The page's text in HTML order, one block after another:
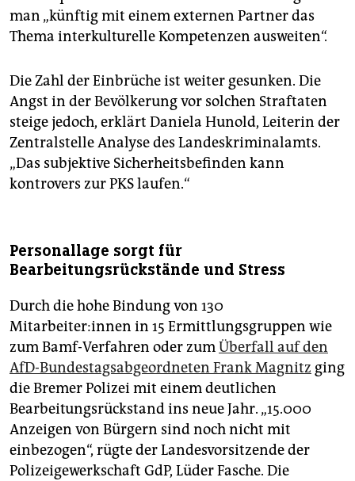
man „künftig mit einem externen Partner das
Thema interkulturelle Kompetenzen ausweiten“.
Die Zahl der Einbrüche ist weiter gesunken. Die
Angst in der Bevölkerung vor solchen Straftaten
steige jedoch, erklärt Daniela Hunold, Leiterin der
Zentralstelle Analyse des Landeskriminalamts.
„Das subjektive Sicherheitsbefinden kann
kontrovers zur PKS laufen.“
Personallage sorgt für
Bearbeitungsrückstände und Stress
Durch die hohe Bindung von 130
Mitarbeiter:innen in 15 Ermittlungsgruppen wie
zum Bamf-Verfahren oder zumÜberfall auf den
AfD-Bundestagsabgeordneten Frank Magnitz ging
die Bremer Polizei mit einem deutlichen
Bearbeitungsrückstand ins neue Jahr. „15.000
Anzeigen von Bürgern sind noch nicht mit
einbezogen“, rügte der Landesvorsitzende der
Polizeigewerkschaft GdP, Lüder Fasche. Die